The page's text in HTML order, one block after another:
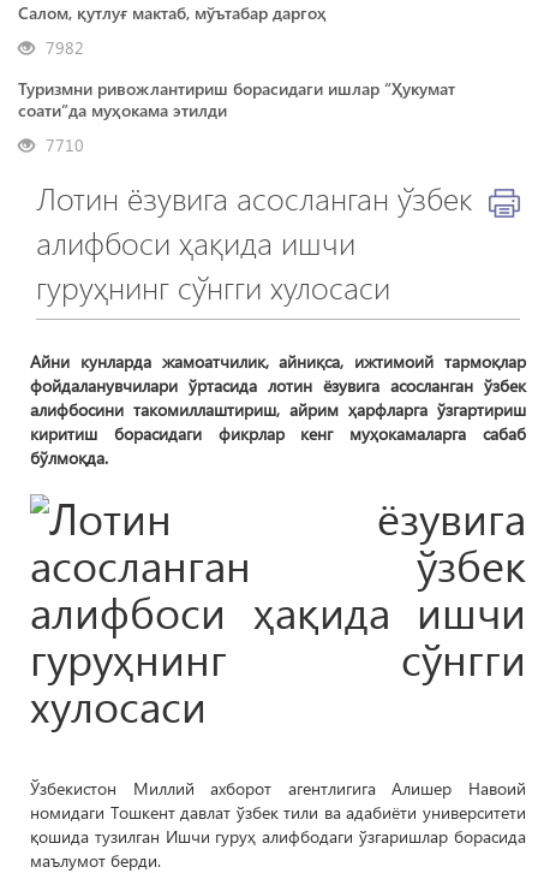
Салом, қутлуғ мактаб, мўътабар даргоҳ
7982
Туризмни ривожлантириш борасидаги ишлар “Ҳукумат
соати”да муҳокама этилди
7710
Лотин ёзувига асосланган ўзбек
алифбоси ҳақида ишчи
гуруҳнинг сўнгги хулосаси
​​​​​​​Айни кунларда жамоатчилик, айниқса, ижтимоий тармоқлар
фойдаланувчилари ўртасида лотин ёзувига асосланган ўзбек
алифбосини такомиллаштириш, айрим ҳарфларга ўзгартириш
киритиш борасидаги фикрлар кенг муҳокамаларга сабаб
бўлмоқда.
Ўзбекистон Миллий ахборот агентлигига Алишер Навоий
номидаги Тошкент давлат ўзбек тили ва адабиёти университети
қошида тузилган Ишчи гуруҳ алифбодаги ўзгаришлар борасида
маълумот берди.